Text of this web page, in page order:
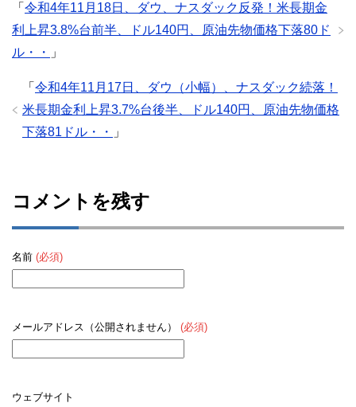
「 令和4年11月18日、ダウ、ナスダック反発！米長期金
利上昇3.8%台前半、ドル140円、原油先物価格下落80ド
ル・・
」
「 令和4年11月17日、ダウ（小幅）、ナスダック続落！
米長期金利上昇3.7%台後半、ドル140円、原油先物価格
下落81ドル・・
」
コメントを残す
名前 (必須)
メールアドレス（公開されません） (必須)
ウェブサイト